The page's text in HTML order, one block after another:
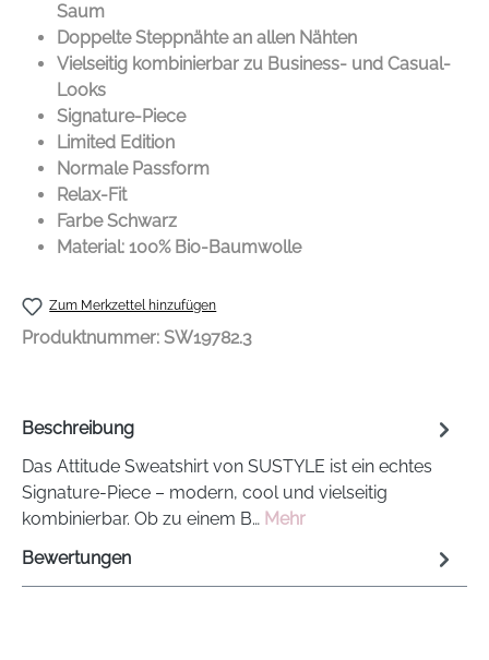
Saum
Doppelte Steppnähte an allen Nähten
Vielseitig kombinierbar zu Business- und Casual-
Looks
Signature-Piece
Limited Edition
Normale Passform
Relax-Fit
Farbe Schwarz
Material: 100% Bio-Baumwolle
Zum Merkzettel hinzufügen
Produktnummer: SW19782.3
Beschreibung
Das Attitude Sweatshirt von SUSTYLE ist ein echtes
Signature-Piece – modern, cool und vielseitig
kombinierbar. Ob zu einem B… Mehr
Bewertungen